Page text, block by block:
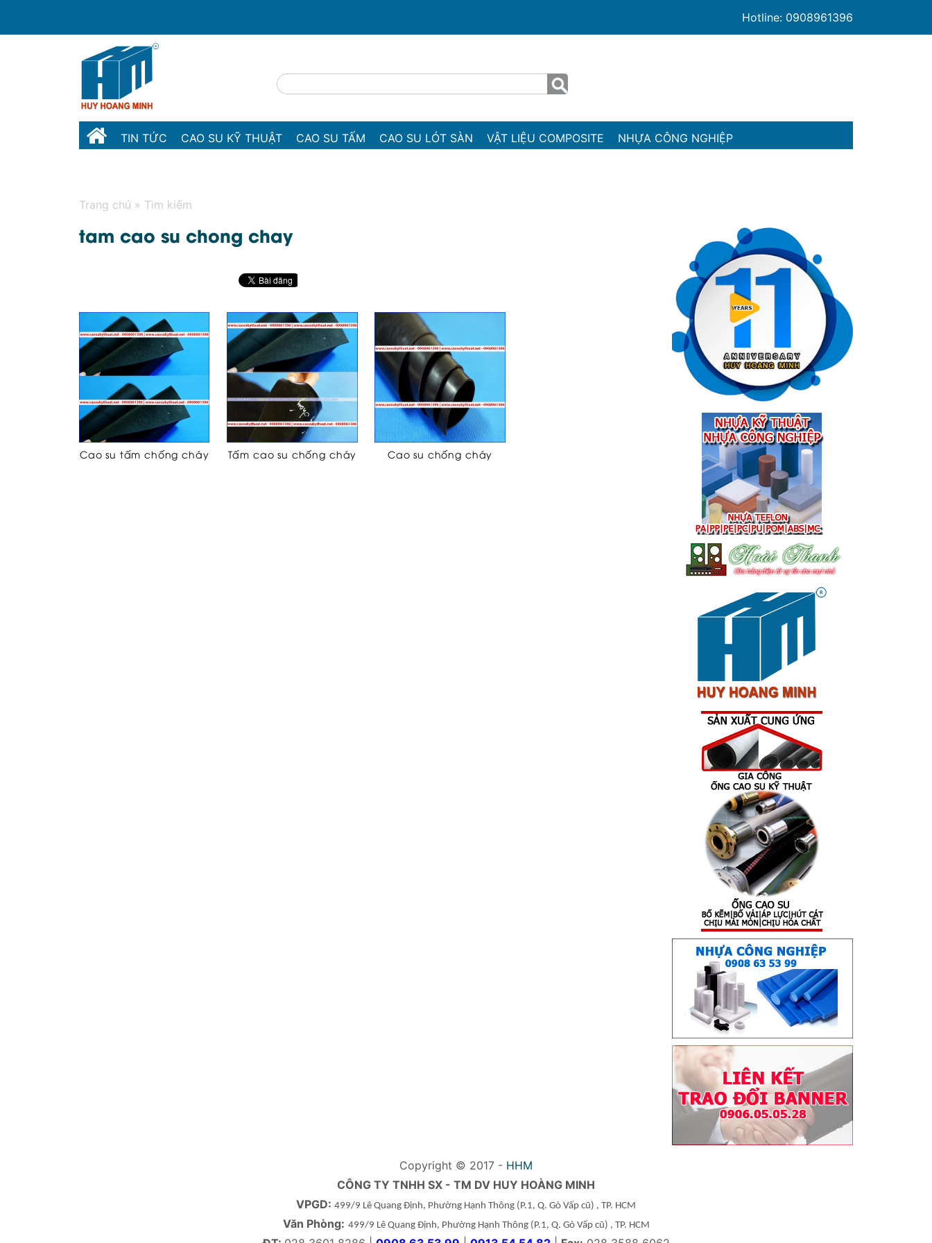
Hotline: 0908961396
TIN TỨC CAO SU KỸ THUẬT CAO SU TẤM CAO SU LÓT SÀN VẬT LIỆU COMPOSITE NHỰA CÔNG NGHIỆP
Trang chủ » Tìm kiếm
tam cao su chong chay
Cao su tấm chống cháy Tấm cao su chống cháy Cao su chống cháy
Copyright © 2017 - HHM
CÔNG TY TNHH SX - TM DV HUY HOÀNG MINH
VPGD: 499/9 Lê Quang Định, Phường Hạnh Thông (P.1, Q. Gò Vấp cũ) , TP. HCM
Văn Phòng: 499/9 Lê Quang Định, Phường Hạnh Thông(P.1, Q. Gò Vấp cũ) , TP. HCM